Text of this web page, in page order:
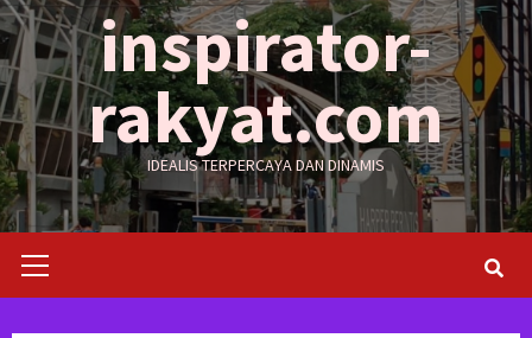
inspirator-
rakyat.com
IDEALIS TERPERCAYA DAN DINAMIS
Menu